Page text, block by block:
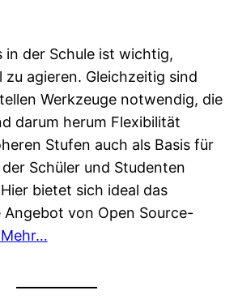
in der Schule ist wichtig,
agieren. Gleichzeitig sind
Werkzeuge notwendig, die
darum herum Flexibilität
Stufen auch als Basis für
Schüler und Studenten
bietet sich ideal das
von Open Source-